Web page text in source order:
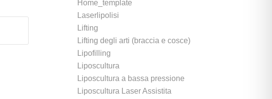
Home_template
Laserlipolisi
Lifting
Lifting degli arti (braccia e cosce)
Lipofilling
Liposcultura
Liposcultura a bassa pressione
Liposcultura Laser Assistita